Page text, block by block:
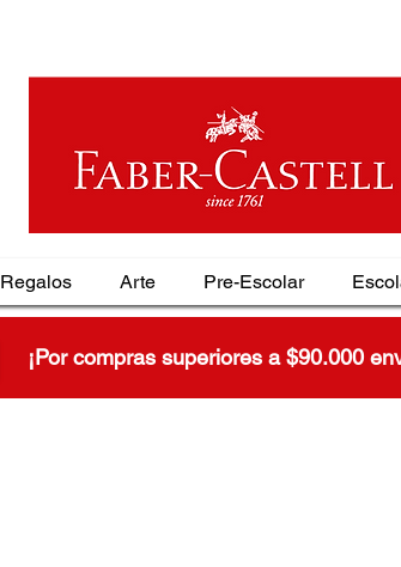
Regalos Arte Pre-Escolar
¡Por compras superiores a $90.000